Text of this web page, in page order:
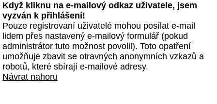
Když kliknu na e-mailový odkaz uživatele, jsem
vyzván k přihlášení!
Pouze registrovaní uživatelé mohou posílat e-mail
lidem přes nastavený e-mailový formulář (pokud
administrátor tuto možnost povolil). Toto opatření
umožňuje zbavit se otravných anonymních vzkazů a
robotů, které sbírají e-mailové adresy.
Návrat nahoru